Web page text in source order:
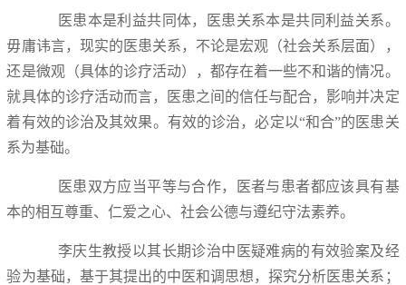
医患本是利益共同体，医患关系本是共同利益关系。
毋庸讳言，现实的医患关系，不论是宏观（社会关系层面），
还是微观（具体的诊疗活动），都存在着一些不和谐的情况。
就具体的诊疗活动而言，医患之间的信任与配合，影响并决定
着有效的诊治及其效果。有效的诊治，必定以“和合”的医患关
系为基础。
医患双方应当平等与合作，医者与患者都应该具有基
本的相互尊重、仁爱之心、社会公德与遵纪守法素养。
李庆生教授以其长期诊治中医疑难病的有效验案及经
验为基础，基于其提出的中医和调思想，探究分析医患关系；